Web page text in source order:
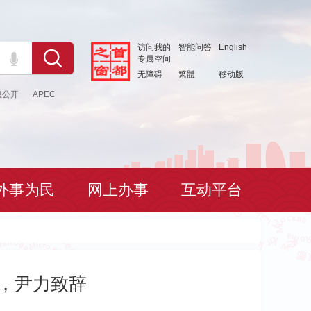
公开 APEC
访问我的
专属空间
智能问答 English
无障碍 繁體 移动版
事为民 网上办事 互动平台
尹力致辞